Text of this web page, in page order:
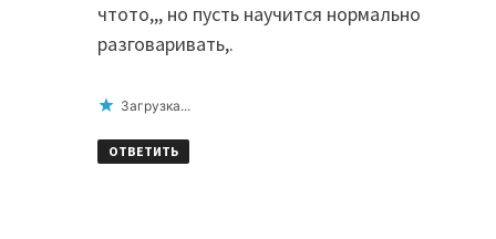
чтото,,, но пусть научится нормально
разговаривать,.
Загрузка...
ОТВЕТИТЬ